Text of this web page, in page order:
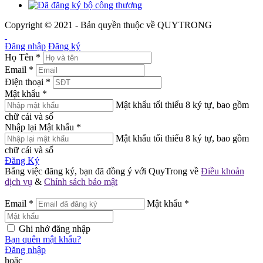
Copyright © 2021 - Bản quyền thuộc về QUYTRONG
Đăng nhập Đăng ký
Họ Tên *
Email *
Điện thoại *
Mật khẩu *
Mật khẩu tối thiểu 8 ký tự, bao gồm
chữ cái và số
Nhập lại Mật khẩu *
Mật khẩu tối thiểu 8 ký tự, bao gồm
chữ cái và số
Đăng Ký
Bằng việc đăng ký, bạn đã đồng ý với QuyTrong về Điều khoản
dịch vụ & Chính sách bảo mật
Email * Mật khẩu *
Ghi nhớ đăng nhập
Bạn quên mật khẩu?
Đăng nhập
hoặc